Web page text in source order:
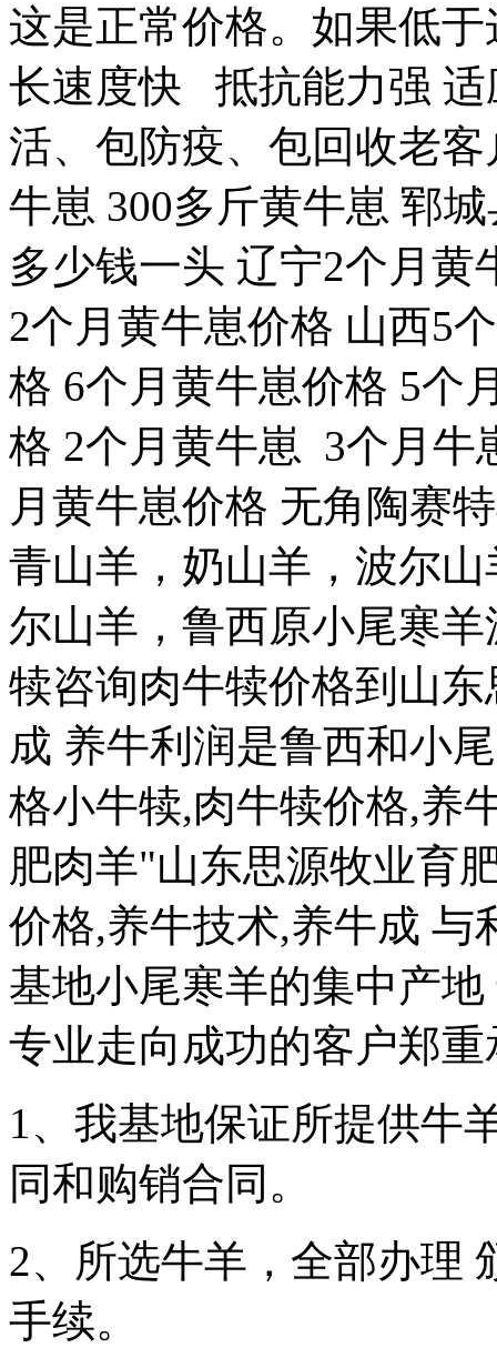
这是正常价格。如果低
长速度快 抵抗能力强 适
活、包防疫、包回收老
牛崽 300多斤黄牛崽 郓
多少钱一头 辽宁2个月
2个月黄牛崽价格 山西5
格 6个月黄牛崽价格 5个
格 2个月黄牛崽 3个月牛
月黄牛崽价格 无角陶赛
青山羊，奶山羊，波尔
尔山羊，鲁西原小尾寒
犊咨询肉牛犊价格到山
成 养牛利润是鲁西和小
格小牛犊,肉牛犊价格,养
肥肉羊"山东思源牧业育
价格,养牛技术,养牛成 与
基地小尾寒羊的集中产
专业走向成功的客户郑重
1、我基地保证所提供牛
同和购销合同。
2、所选牛羊，全部办理
手续。